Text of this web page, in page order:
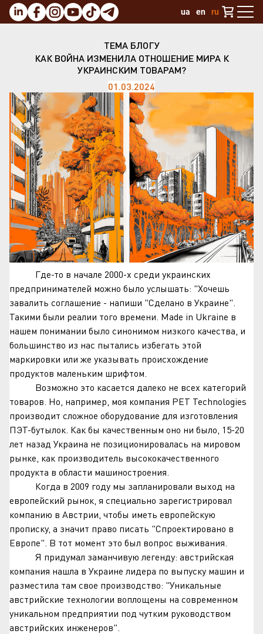
ua en ru
ТЕМА БЛОГУ
01.03.2024
КАК ВОЙНА ИЗМЕНИЛА ОТНОШЕНИЕ МИРА К
УКРАИНСКИМ ТОВАРАМ?
Где-то в начале 2000-х среди украинских
предпринимателей можно было услышать: "Хочешь
завалить соглашение - напиши "Сделано в Украине".
Такими были реалии того времени. Made in Ukraine в
нашем понимании было синонимом низкого качества, и
большинство из нас пытались избегать этой
маркировки или же указывать происхождение
продуктов маленьким шрифтом.
Возможно это касается далеко не всех категорий
товаров. Но, например, моя компания PET Technologies
производит сложное оборудование для изготовления
ПЭТ-бутылок. Как бы качественным оно ни было, 15-20
лет назад Украина не позиционировалась на мировом
рынке, как производитель высококачественного
продукта в области машиностроения.
Когда в 2009 году мы запланировали выход на
европейский рынок, я специально зарегистрировал
компанию в Австрии, чтобы иметь европейскую
прописку, а значит право писать "Спроектировано в
Европе". В тот момент это был вопрос выживания.
Я придумал заманчивую легенду: австрийская
компания нашла в Украине лидера по выпуску машин и
разместила там свое производство: "Уникальные
австрийские технологии воплощены на современном
уникальном предприятии под чутким руководством
австрийских инженеров".